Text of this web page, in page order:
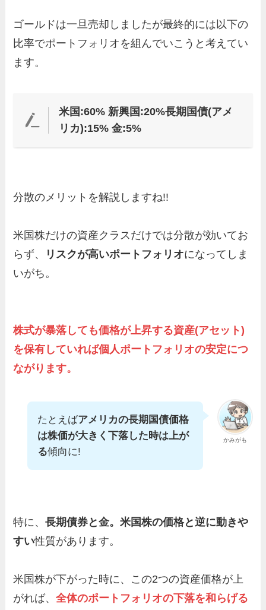
ゴールドは一旦売却しましたが最終的には以下の
比率でポートフォリオを組んでいこうと考えてい
ます。
米国:60% 新興国:20%長期国債(アメ
リカ):15% 金:5%
分散のメリットを解説しますね!!
米国株だけの資産クラスだけでは分散が効いてお
らず、
リスクが高いポートフォリオになってしま
いがち。
株式が暴落しても価格が上昇する資産(アセット)
を保有していれば個人ポートフォリオの安定につ
ながります。
かみがも
たとえばアメリカの長期国債価格
は株価が大きく下落した時は上が
る傾向に!
特に、長期債券と金。米国株の価格と逆に動きや
すい性質があります。
米国株が下がった時に、この2つの資産価格が上
がれば、全体のポートフォリオの下落を和らげる